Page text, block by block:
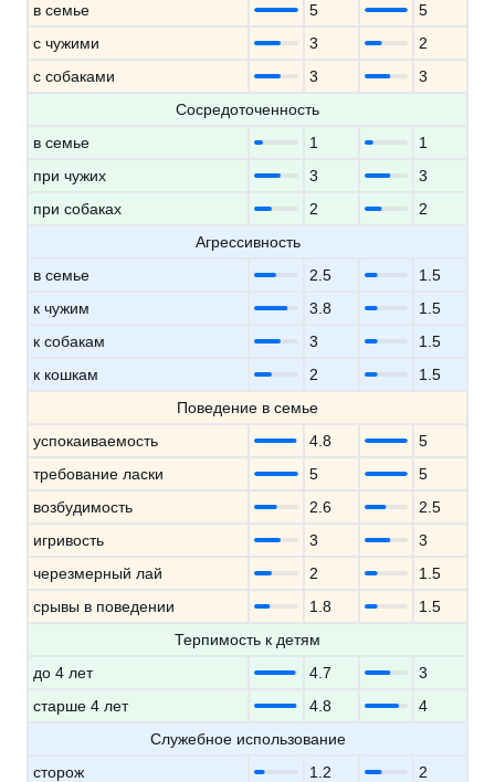
в семье
5
5
с чужими
3
2
с собаками
3
3
Сосредоточенность
в семье
1
1
при чужих
3
3
при собаках
2
2
Агрессивность
в семье
2.5
1.5
к чужим
3.8
1.5
к собакам
3
1.5
к кошкам
2
1.5
Поведение в семье
успокаиваемость
4.8
5
требование ласки
5
5
возбудимость
2.6
2.5
игривость
3
3
черезмерный лай
2
1.5
срывы в поведении
1.8
1.5
Терпимость к детям
до 4 лет
4.7
3
старше 4 лет
4.8
4
Служебное использование
сторож
1.2
2